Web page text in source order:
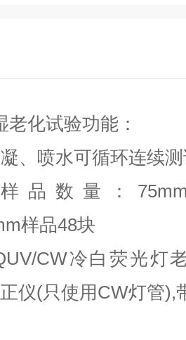
化试验功能：
、喷水可循环连续
品数量：
样品48块
CW冷白荧光灯
仪(只使用CW灯管),